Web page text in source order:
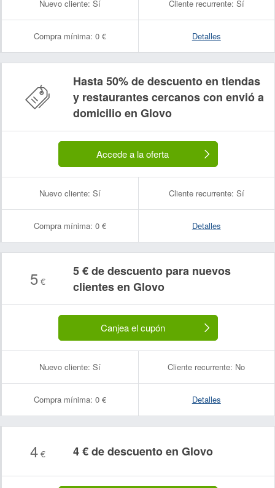
Nuevo cliente: Sí Cliente recurrente: Sí
Compra mínima: 0 € Detalles
Hasta 50% de descuento en tiendas
y restaurantes cercanos con envió a
domicilio en Glovo
Accede a la oferta
Nuevo cliente: Sí Cliente recurrente: Sí
Compra mínima: 0 € Detalles
5 €
5 € de descuento para nuevos
clientes en Glovo
Canjea el cupón
Nuevo cliente: Sí Cliente recurrente: No
Compra mínima: 0 € Detalles
4 € 4 € de descuento en Glovo